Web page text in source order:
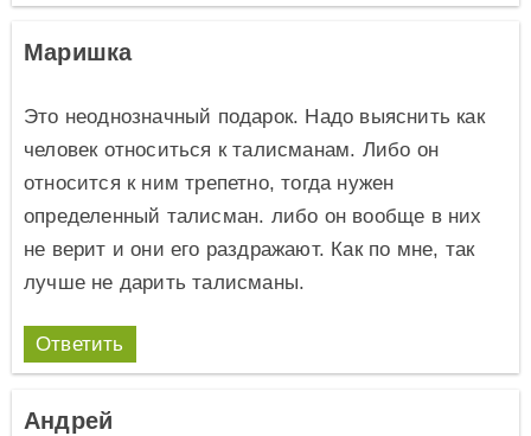
Маришка
Это неоднозначный подарок. Надо выяснить как
человек относиться к талисманам. Либо он
относится к ним трепетно, тогда нужен
определенный талисман. либо он вообще в них
не верит и они его раздражают. Как по мне, так
лучше не дарить талисманы.
Ответить
Андрей